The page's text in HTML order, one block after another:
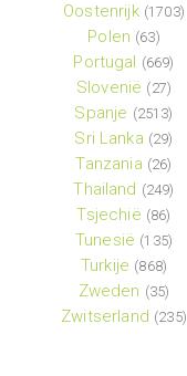
Oostenrijk (1703)
Polen (63)
Portugal (669)
Slovenië (27)
Spanje (2513)
Sri Lanka (29)
Tanzania (26)
Thailand (249)
Tsjechië (86)
Tunesië (135)
Turkije (868)
Zweden (35)
Zwitserland (235)